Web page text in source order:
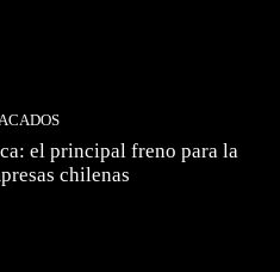
el principal freno para la
chilenas